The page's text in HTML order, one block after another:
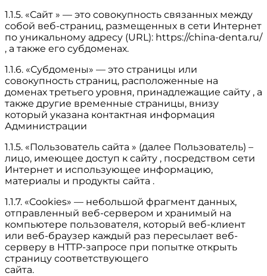
1.1.5. «Сайт » — это совокупность связанных между
собой веб-страниц, размещенных в сети Интернет
по уникальному адресу (URL): https://china-denta.ru/
, а также его субдоменах.
1.1.6. «Субдомены» — это страницы или
совокупность страниц, расположенные на
доменах третьего уровня, принадлежащие сайту , а
также другие временные страницы, внизу
который указана контактная информация
Администрации
1.1.5. «Пользователь сайта » (далее Пользователь) –
лицо, имеющее доступ к сайту , посредством сети
Интернет и использующее информацию,
материалы и продукты сайта .
1.1.7. «Cookies» — небольшой фрагмент данных,
отправленный веб-сервером и хранимый на
компьютере пользователя, который веб-клиент
или веб-браузер каждый раз пересылает веб-
серверу в HTTP-запросе при попытке открыть
страницу соответствующего
сайта.